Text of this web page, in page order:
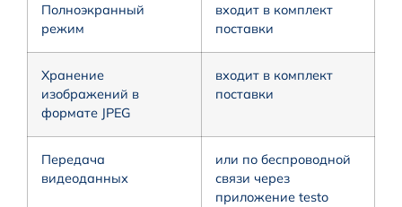
Полноэкранный
режим
входит в комплект
поставки
Хранение
изображений в
формате JPEG
входит в комплект
поставки
Передача
видеоданных
или по беспроводной
связи через
приложение testo